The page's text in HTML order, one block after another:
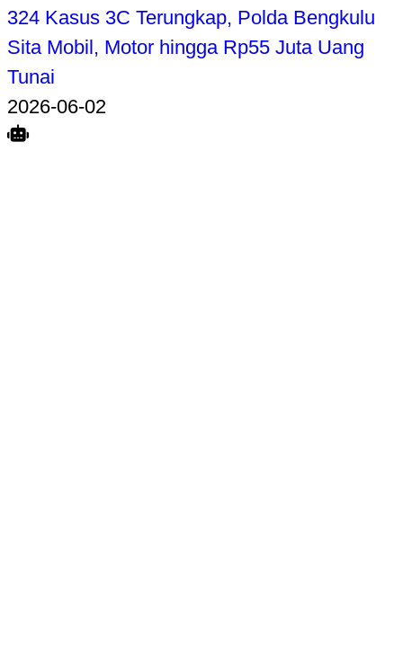
324 Kasus 3C Terungkap, Polda Bengkulu
Sita Mobil, Motor hingga Rp55 Juta Uang
Tunai
2026-06-02